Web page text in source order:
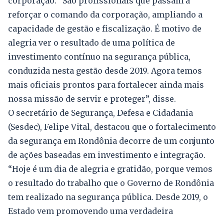
reforçar o comando da corporação, ampliando a
capacidade de gestão e fiscalização. É motivo de
alegria ver o resultado de uma política de
investimento contínuo na segurança pública,
conduzida nesta gestão desde 2019. Agora temos
mais oficiais prontos para fortalecer ainda mais
nossa missão de servir e proteger”, disse.
O secretário de Segurança, Defesa e Cidadania
(Sesdec), Felipe Vital, destacou que o fortalecimento
da segurança em Rondônia decorre de um conjunto
de ações baseadas em investimento e integração.
“Hoje é um dia de alegria e gratidão, porque vemos
o resultado do trabalho que o Governo de Rondônia
tem realizado na segurança pública. Desde 2019, o
Estado vem promovendo uma verdadeira